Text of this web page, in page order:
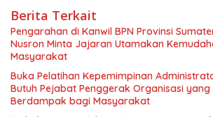
Berita Terkait
Pengarahan di Kanwil BPN Provinsi
Nusron Minta Jajaran Utamakan
Masyarakat
Buka Pelatihan Kepemimpinan
Butuh Pejabat Penggerak Organisasi yang
Berdampak bagi Masyarakat